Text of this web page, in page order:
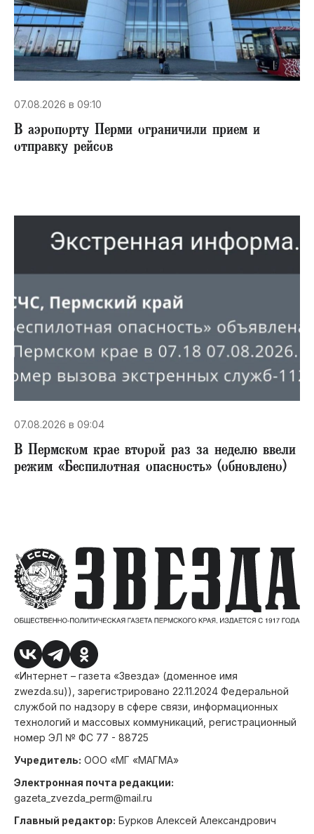
07.08.2026 в 09:10
В аэропорту Перми ограничили прием и
отправку рейсов
07.08.2026 в 09:04
В Пермском крае второй раз за неделю ввели
режим «Беспилотная опасность» (обновлено)
«Интернет – газета «Звезда» (доменное имя
zwezda.su)), зарегистрировано 22.11.2024 Федеральной
службой по надзору в сфере связи, информационных
технологий и массовых коммуникаций, регистрационный
номер ЭЛ № ФС 77 - 88725
Учредитель: ООО «МГ «МАГМА»
Электронная почта редакции:
gazeta_zvezda_perm@mail.ru
Главный редактор: Бурков Алексей Александрович